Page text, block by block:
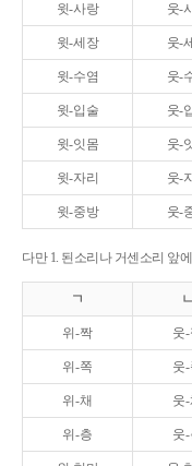
윗-사랑 웃-
윗-세장 웃-
윗-수염 웃-
윗-입술 웃-
윗-잇몸 웃-
윗-자리 웃-
윗-중방 웃-
다만 1. 된소리나 거센소리 앞
ㄱ ㄴ
위-짝 웃
위-쪽 웃-
위-채 웃-
위-층 웃-